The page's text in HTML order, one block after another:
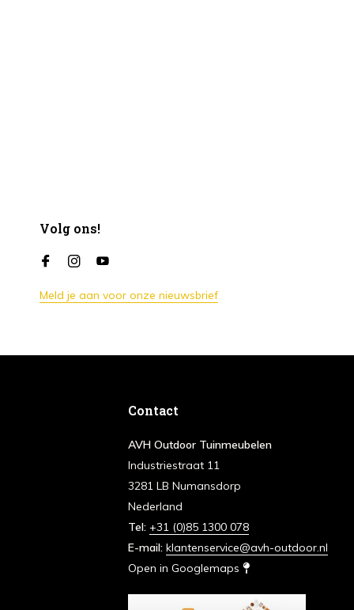
Volg ons!
Meld je aan voor onze nieuwsbrief
Contact
AVH Outdoor Tuinmeubelen
Industriestraat 11
3281 LB Numansdorp
Nederland
Tel: +31 (0)85 1300 078
E-mail: klantenservice@avh-outdoor.nl
Open in Googlemaps